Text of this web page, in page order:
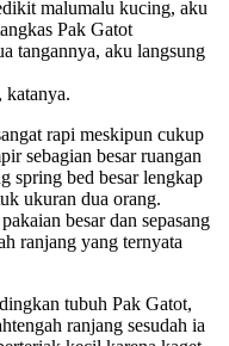
malumalu kucing, aku
Pak Gatot
tangannya, aku langsung
katanya.
rapi meskipun cukup
sebagian besar ruangan
spring bed besar lengkap
ukuran dua orang.
besar dan sepasang
ranjang yang ternyata
tubuh Pak Gatot,
ranjang sesudah ia